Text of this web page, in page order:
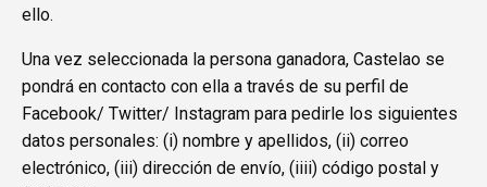
ello.
Una vez seleccionada la persona ganadora, Castelao se
pondrá en contacto con ella a través de su perfil de
Facebook/ Twitter/ Instagram para pedirle los siguientes
datos personales: (i) nombre y apellidos, (ii) correo
electrónico, (iii) dirección de envío, (iiii) código postal y